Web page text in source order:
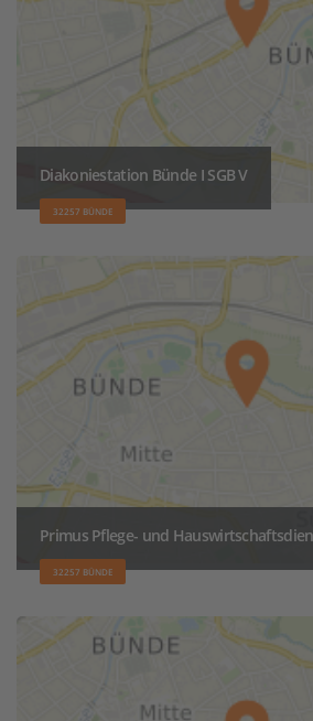
Diakoniestation Bünde I SGB V
32257 BÜNDE
Primus Pflege- und
32257 BÜNDE